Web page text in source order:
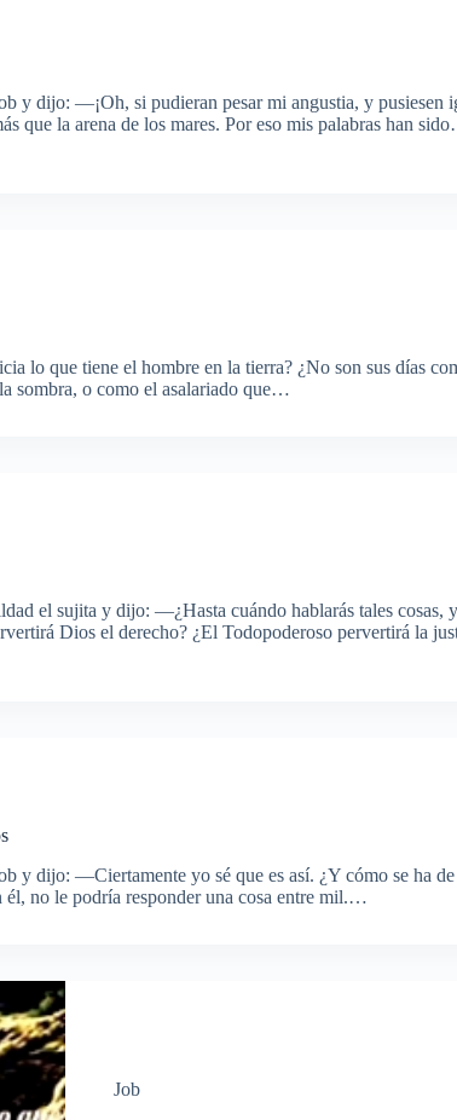
y dijo: —¡Oh, si pudieran pesar mi angustia, y pusiesen
que la arena de los mares. Por eso mis palabras han
lo que tiene el hombre en la tierra? ¿No son sus días
sombra, o como el asalariado que…
el sujita y dijo: —¿Hasta cuándo hablarás tales cosas,
Dios el derecho? ¿El Todopoderoso pervertirá la
y dijo: —Ciertamente yo sé que es así. ¿Y cómo se ha
no le podría responder una cosa entre mil.…
Job